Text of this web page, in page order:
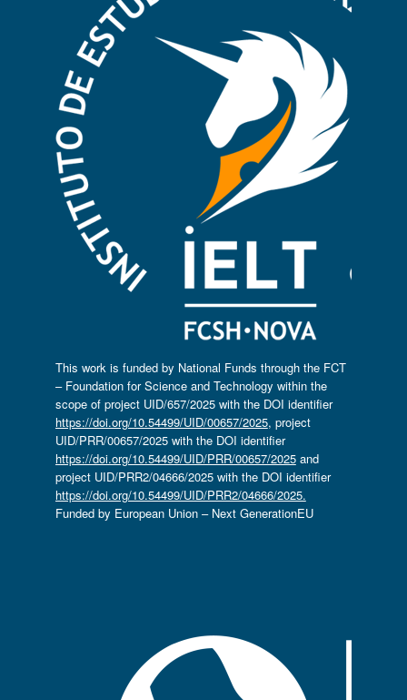
This work is funded by National Funds through the FCT
– Foundation for Science and Technology within the
scope of project UID/657/2025 with the DOI identifier
https://doi.org/10.54499/UID/00657/2025, project
UID/PRR/00657/2025 with the DOI identifier
https://doi.org/10.54499/UID/PRR/00657/2025and
project UID/PRR2/04666/2025 with the DOI identifier
https://doi.org/10.54499/UID/PRR2/04666/2025.
Funded by European Union – Next GenerationEU